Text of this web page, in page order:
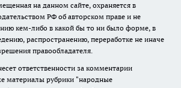
на данном сайте, охраняется в
РФ об авторском праве и не
кем-либо в какой бы то ни было форме, в
распространению, переработке не иначе
правообладателя.
ответственности за комментарии
материалы рубрики "народные